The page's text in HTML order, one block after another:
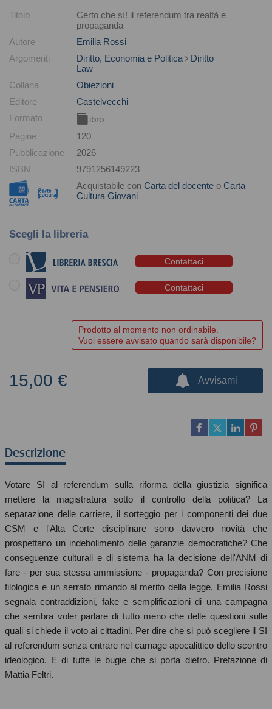
Titolo
Certo che sì! il referendum tra realtà e
propaganda
Autore
Emilia Rossi
Argomenti
Diritto, Economia e Politica
Diritto
Law
Collana
Obiezioni
Editore
Castelvecchi
Formato
Libro
Pagine
120
Pubblicazione
2026
ISBN
9791256149223
Acquistabile con Carta del docente o Carta
Cultura Giovani
Scegli la libreria
Contattaci
Contattaci
Prodotto al momento non ordinabile.
Vuoi essere avvisato quando sarà disponibile?
15,00 € Avvisami
Descrizione
Votare SI al referendum sulla riforma della giustizia significa
mettere la magistratura sotto il controllo della politica? La
separazione delle carriere, il sorteggio per i componenti dei due
CSM e l'Alta Corte disciplinare sono davvero novità che
prospettano un indebolimento delle garanzie democratiche? Che
conseguenze culturali e di sistema ha la decisione dell'ANM di
fare - per sua stessa ammissione - propaganda? Con precisione
filologica e un serrato rimando al merito della legge, Emilia Rossi
segnala contraddizioni, fake e semplificazioni di una campagna
che sembra voler parlare di tutto meno che delle questioni sulle
quali si chiede il voto ai cittadini. Per dire che si può scegliere il SI
al referendum senza entrare nel carnage apocalittico dello scontro
ideologico. E di tutte le bugie che si porta dietro. Prefazione di
Mattia Feltri.